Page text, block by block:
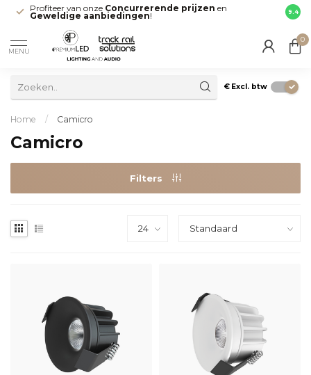
Profiteer van onze Concurrerende prijzen en
Geweldige aanbiedingen! direct
9.4
MENU
0
€ Excl. btw
Home / Camicro
Camicro
Filters